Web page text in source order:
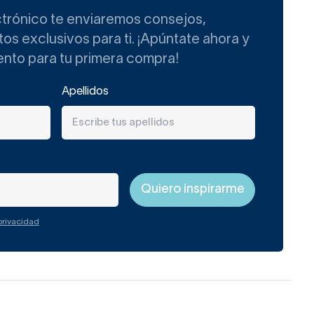
alguno hoy, se te
con un precio
apenas se
y el paso del tiempo.
contemporáneo, y
te enviaremos consejos,
exclusivos para ti. ¡Apúntate ahora y
para tu primera compra!
Apellidos